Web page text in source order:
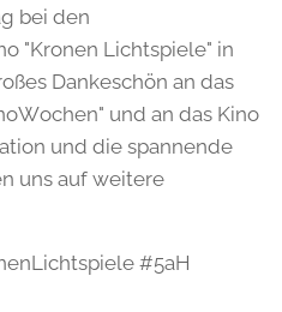
bei den
"Kronen Lichtspiele" in
Dankeschön an das
und an das Kino
und die spannende
uns auf weitere
#5aH